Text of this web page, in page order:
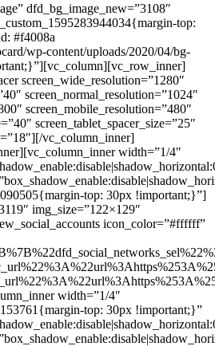
dfd_bg_image_new=”3108″
top:
#f4008a
wp-content/uploads/2020/04/bg-
screen_wide_resolution=”1280″
screen_normal_resolution=”1024″
screen_mobile_resolution=”480″
screen_tablet_spacer_size=”25″
vc_column_inner]
width=”1/4″
top: 30px !important;}”]
img_size=”122×129″
icon_color=”#ffffff”
width=”1/4″
top: 30px !important;}”